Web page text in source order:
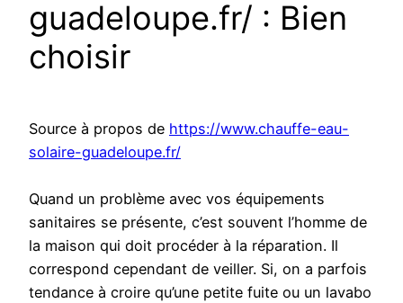
guadeloupe.fr/ : Bien
choisir
Source à propos de https://www.chauffe-eau-
solaire-guadeloupe.fr/
Quand un problème avec vos équipements
sanitaires se présente, c’est souvent l’homme de
la maison qui doit procéder à la réparation. Il
correspond cependant de veiller. Si, on a parfois
tendance à croire qu’une petite fuite ou un lavabo